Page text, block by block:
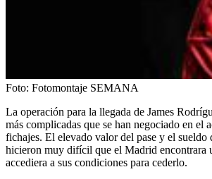
Foto: Fotomontaje SEMANA
La operación para la llegada de James
más complicadas que se han negociado en el
fichajes. El elevado valor del pase y el sueldo
hicieron muy difícil que el Madrid encontrara
accediera a sus condiciones para cederlo.